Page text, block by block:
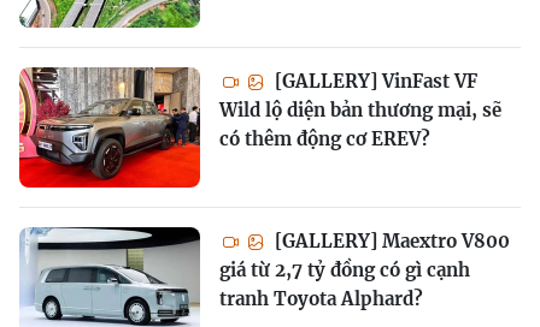
[GALLERY] VinFast VF
Wild lộ diện bản thương mại, sẽ
có thêm động cơ EREV?
[GALLERY] Maextro V800
giá từ 2,7 tỷ đồng có gì cạnh
tranh Toyota Alphard?